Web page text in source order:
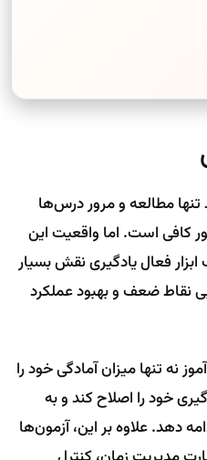
تنها مطالعه و مرور درس‌ها
کافی است. اما واقعیت این
فعال یادگیری نقش بسیار
نقاط ضعف و بهبود عملکرد
نه تنها میزان آمادگی خود را
خود را اصلاح کند و به
دهد. علاوه بر این، آزمون‌ها